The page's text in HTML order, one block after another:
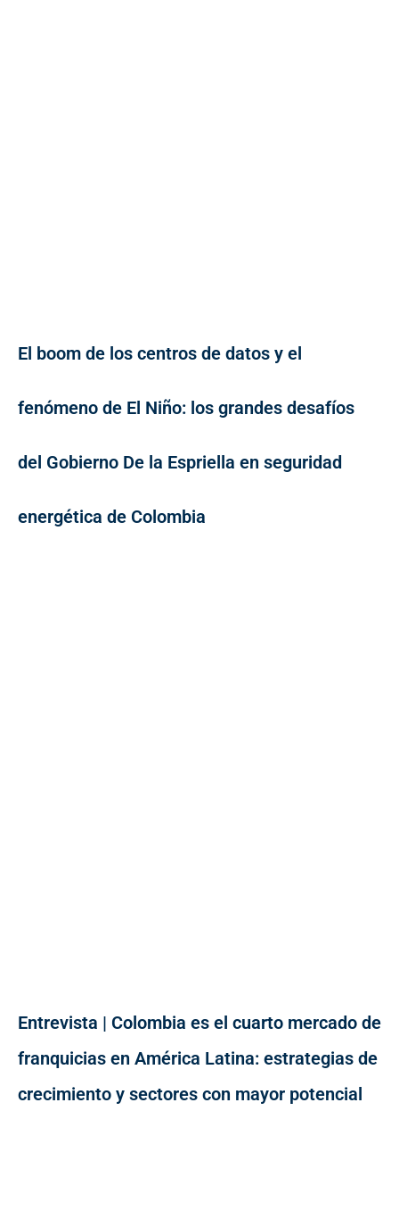
El boom de los centros de datos y el
fenómeno de El Niño: los grandes desafíos
del Gobierno De la Espriella en seguridad
energética de Colombia
Entrevista | Colombia es el cuarto mercado de
franquicias en América Latina: estrategias de
crecimiento y sectores con mayor potencial